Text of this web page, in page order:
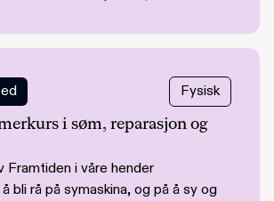
Fysisk
i søm, reparasjon og
Framtiden i våre hender
bli rå på symaskina, og på å sy og